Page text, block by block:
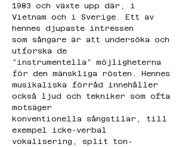
1983 och växte upp där, i
Vietnam och i Sverige. Ett av
hennes djupaste intressen
som sångare är att undersöka och
utforska de
”instrumentella” möjligheterna
för den mänskliga rösten. Hennes
musikaliska förråd innehåller
också ljud och tekniker som ofta
motsäger
konventionella sångstilar, till
exempel icke-verbal
vokalisering, split ton-